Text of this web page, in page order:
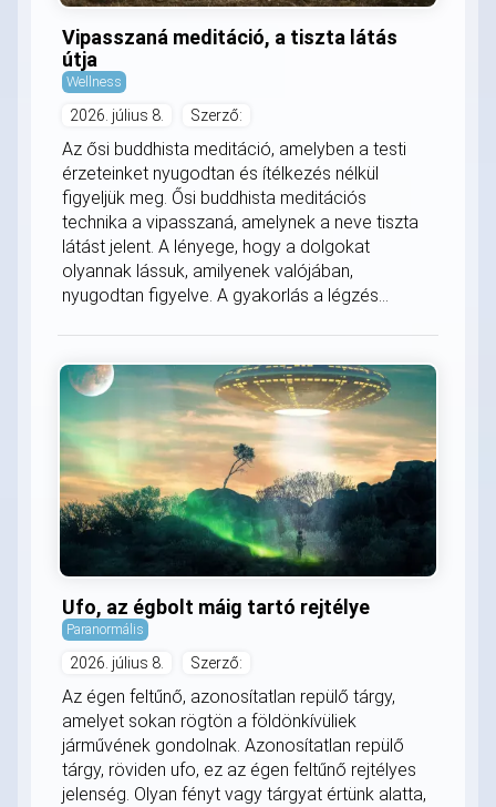
Vipasszaná meditáció, a tiszta látás
útja
Wellness
2026. július 8. Szerző:
Az ősi buddhista meditáció, amelyben a testi
érzeteinket nyugodtan és ítélkezés nélkül
figyeljük meg. Ősi buddhista meditációs
technika a vipasszaná, amelynek a neve tiszta
látást jelent. A lényege, hogy a dolgokat
olyannak lássuk, amilyenek valójában,
nyugodtan figyelve. A gyakorlás a légzés...
Ufo, az égbolt máig tartó rejtélye
Paranormális
2026. július 8. Szerző:
Az égen feltűnő, azonosítatlan repülő tárgy,
amelyet sokan rögtön a földönkívüliek
járművének gondolnak. Azonosítatlan repülő
tárgy, röviden ufo, ez az égen feltűnő rejtélyes
jelenség. Olyan fényt vagy tárgyat értünk alatta,